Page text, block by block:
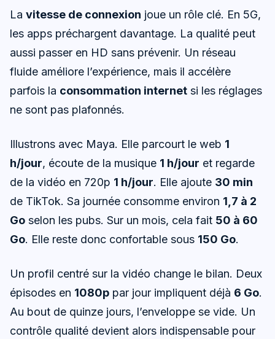
La vitesse de connexion joue un rôle clé. En 5G,
les apps préchargent davantage. La qualité peut
aussi passer en HD sans prévenir. Un réseau
fluide améliore l’expérience, mais il accélère
parfois la consommation internet si les réglages
ne sont pas plafonnés.
Illustrons avec Maya. Elle parcourt le web 1
h/jour, écoute de la musique 1 h/jour et regarde
de la vidéo en 720p 1 h/jour. Elle ajoute 30 min
de TikTok. Sa journée consomme environ 1,7 à 2
Go selon les pubs. Sur un mois, cela fait 50 à 60
Go. Elle reste donc confortable sous 150 Go.
Un profil centré sur la vidéo change le bilan. Deux
épisodes en 1080p par jour impliquent déjà 6 Go.
Au bout de quinze jours, l’enveloppe se vide. Un
contrôle qualité devient alors indispensable pour